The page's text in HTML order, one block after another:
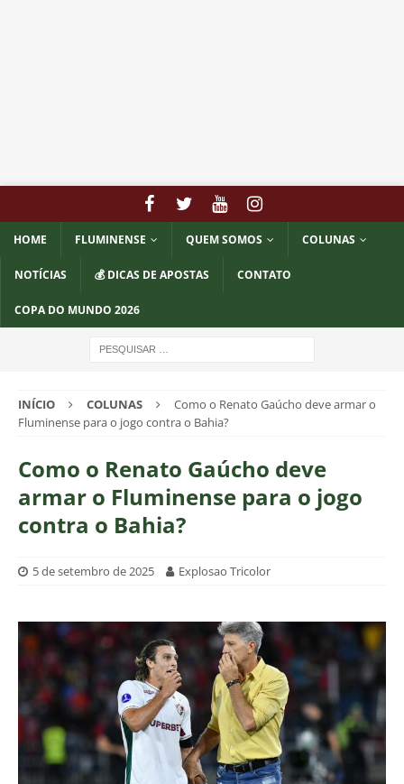
HOME FLUMINENSE QUEM SOMOS COLUNAS
NOTÍCIAS 💰 DICAS DE APOSTAS CONTATO
COPA DO MUNDO 2026
INÍCIO COLUNAS
Como o Renato Gaúcho deve armar o
Fluminense para o jogo contra o Bahia?
Como o Renato Gaúcho deve
armar o Fluminense para o jogo
contra o Bahia?
5 de setembro de 2025 Explosao Tricolor